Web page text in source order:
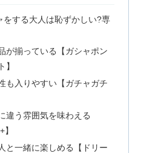
をする大人は恥ずかしい?専
が揃っている【ガシャポン
】
も入りやすい【ガチャガチ
違う雰囲気を味わえる
と一緒に楽しめる【ドリー